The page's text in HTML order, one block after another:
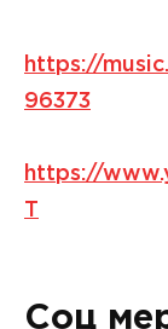
https://
96373
https://
Соц